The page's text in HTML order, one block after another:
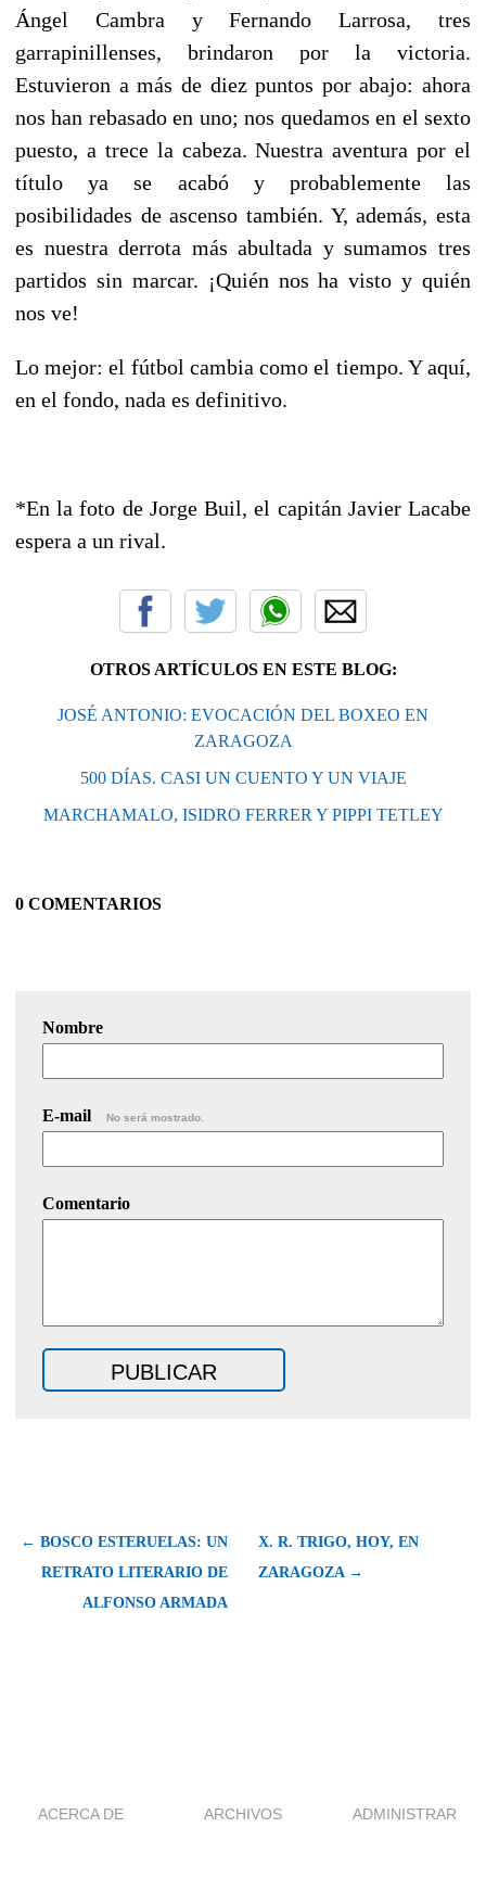
Ángel Cambra y Fernando Larrosa, tres
garrapinillenses, brindaron por la victoria.
Estuvieron a más de diez puntos por abajo: ahora
nos han rebasado en uno; nos quedamos en el sexto
puesto, a trece la cabeza. Nuestra aventura por el
título ya se acabó y probablemente las
posibilidades de ascenso también. Y, además, esta
es nuestra derrota más abultada y sumamos tres
partidos sin marcar. ¡Quién nos ha visto y quién
nos ve!
Lo mejor: el fútbol cambia como el tiempo. Y aquí,
en el fondo, nada es definitivo.
*En la foto de Jorge Buil, el capitán Javier Lacabe
espera a un rival.
OTROS ARTÍCULOS EN ESTE BLOG:
JOSÉ ANTONIO: EVOCACIÓN DEL BOXEO EN
ZARAGOZA
500 DÍAS. CASI UN CUENTO Y UN VIAJE
MARCHAMALO, ISIDRO FERRER Y PIPPI TETLEY
0 COMENTARIOS
Nombre
E-mail No será mostrado.
Comentario
← BOSCO ESTERUELAS: UN
RETRATO LITERARIO DE
ALFONSO ARMADA
X. R. TRIGO, HOY, EN
ZARAGOZA →
ACERCA DE ARCHIVOS ADMINISTRAR